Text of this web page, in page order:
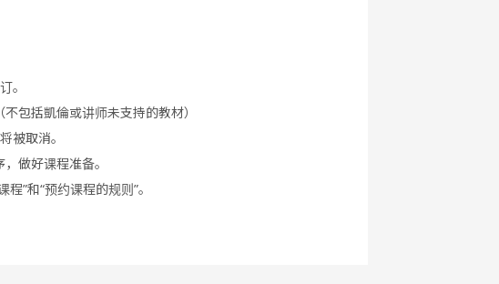
。
包括凱倫或讲师未支持的教材）
被取消。
做好课程准备。
”和“预约课程的规则”。